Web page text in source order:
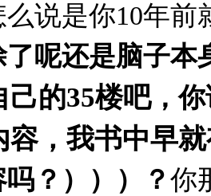
说是你10年前
了呢还是脑子本
己的35楼吧，
容，我书中早
？）））？你